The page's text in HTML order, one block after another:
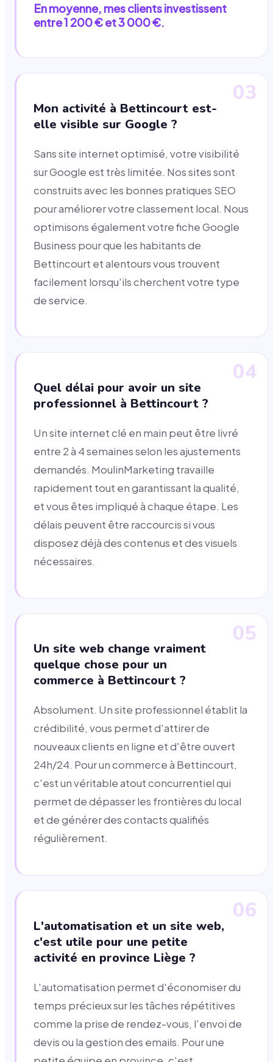
En moyenne, mes clients investissent
entre 1 200 € et 3 000 €.
03
Mon activité à Bettincourt est-
elle visible sur Google ?
Sans site internet optimisé, votre visibilité
sur Google est très limitée. Nos sites sont
construits avec les bonnes pratiques SEO
pour améliorer votre classement local. Nous
optimisons également votre fiche Google
Business pour que les habitants de
Bettincourt et alentours vous trouvent
facilement lorsqu'ils cherchent votre type
de service.
04
Quel délai pour avoir un site
professionnel à Bettincourt ?
Un site internet clé en main peut être livré
entre 2 à 4 semaines selon les ajustements
demandés. MoulinMarketing travaille
rapidement tout en garantissant la qualité,
et vous êtes impliqué à chaque étape. Les
délais peuvent être raccourcis si vous
disposez déjà des contenus et des visuels
nécessaires.
05
Un site web change vraiment
quelque chose pour un
commerce à Bettincourt ?
Absolument. Un site professionnel établit la
crédibilité, vous permet d'attirer de
nouveaux clients en ligne et d'être ouvert
24h/24. Pour un commerce à Bettincourt,
c'est un véritable atout concurrentiel qui
permet de dépasser les frontières du local
et de générer des contacts qualifiés
régulièrement.
06
L'automatisation et un site web,
c'est utile pour une petite
activité en province Liège ?
L'automatisation permet d'économiser du
temps précieux sur les tâches répétitives
comme la prise de rendez-vous, l'envoi de
devis ou la gestion des emails. Pour une